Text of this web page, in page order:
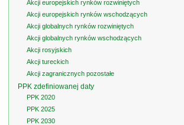
Akcji europejskich rynków rozwiniętych
Akcji europejskich rynków wschodzących
Akcji globalnych rynków rozwiniętych
Akcji globalnych rynków wschodzących
Akcji rosyjskich
Akcji tureckich
Akcji zagranicznych pozostałe
PPK zdefiniowanej daty
PPK 2020
PPK 2025
PPK 2030